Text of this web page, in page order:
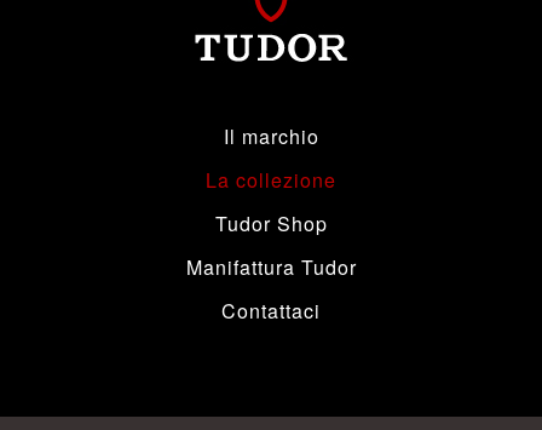
Il marchio
La collezione
Tudor Shop
Manifattura Tudor
Contattaci